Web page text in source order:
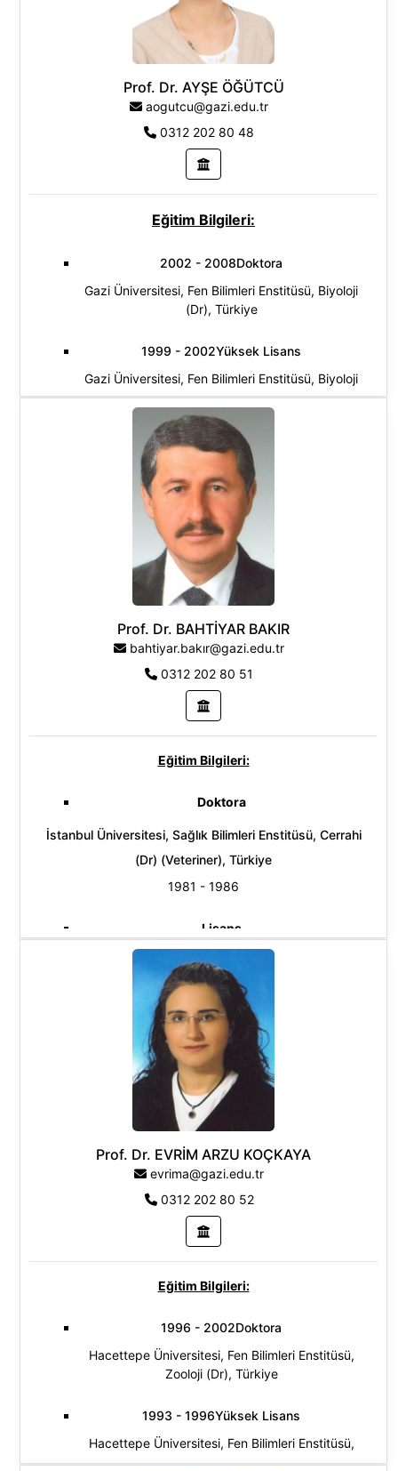
Prof. Dr. AYŞE ÖĞÜTCÜ
aogutcu@gazi.edu.tr
0312 202 80 48
Eğitim Bilgileri:
2002 - 2008Doktora
Gazi Üniversitesi, Fen Bilimleri Enstitüsü, Biyoloji
(Dr), Türkiye
1999 - 2002Yüksek Lisans
Gazi Üniversitesi, Fen Bilimleri Enstitüsü, Biyoloji
(Yl) (Tezli), Türkiye
1995 - 1999Lisans
Gazi Üniversitesi, Fen-Edebiyat Fakültesi, Biyoloji
Pr., Türkiye
Araştırma Alanları:
Hayvan Fizyolojisi
Hayvan Histolojisi ve Sitolojisi
Hayvan Patolojisi
Prof. Dr. BAHTİYAR BAKIR
bahtiyar.bakır@gazi.edu.tr
0312 202 80 51
Eğitim Bilgileri:
Doktora
İstanbul Üniversitesi, Sağlık Bilimleri Enstitüsü, Cerrahi
(Dr) (Veteriner), Türkiye
1981 - 1986
Lisans
Ankara Üniversitesi, Veteriner Fakültesi, Veteriner Pr.,
Türkiye
Yaptığı Tezler
1992
Doktora
Sivas-Kangal köpeklerinde kalça ekleminin displazi
açısından klinik ve radyolojik değerlendirilmesi
İstanbul Üniversitesi, Sağlık Bilimleri Enstitüsü, Cerrahi
(Dr) (Veteriner)
Araştırma Alanları:
Prof. Dr. EVRİM ARZU KOÇKAYA
evrima@gazi.edu.tr
0312 202 80 52
Eğitim Bilgileri:
1996 - 2002Doktora
Hacettepe Üniversitesi, Fen Bilimleri Enstitüsü,
Zooloji (Dr), Türkiye
1993 - 1996Yüksek Lisans
Hacettepe Üniversitesi, Fen Bilimleri Enstitüsü,
Zooloji (Yl) (Tezli), Türkiye